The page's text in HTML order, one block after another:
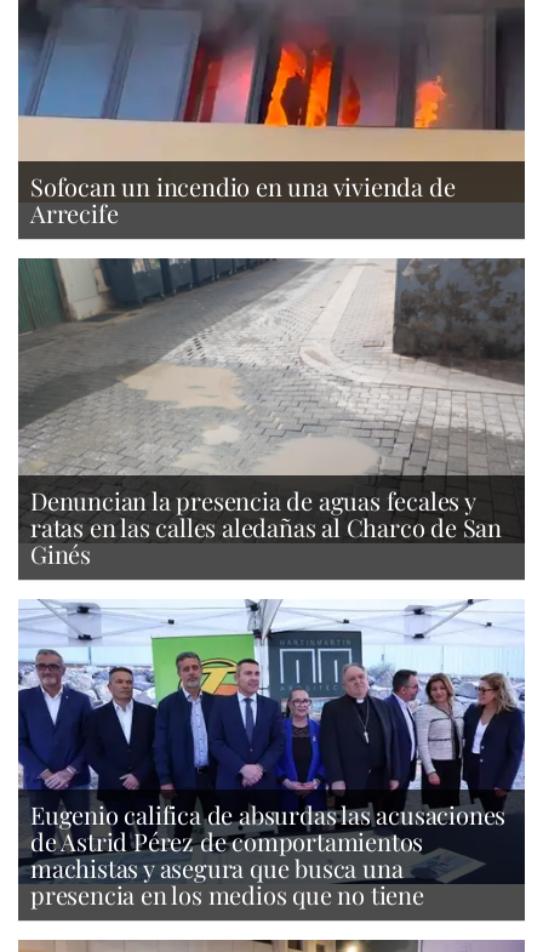
Sofocan un incendio en una vivienda de
Arrecife
Denuncian la presencia de aguas fecales y
ratas en las calles aledañas al Charco de San
Ginés
Eugenio califica de absurdas las acusaciones
de Astrid Pérez de comportamientos
machistas y asegura que busca una
presencia en los medios que no tiene